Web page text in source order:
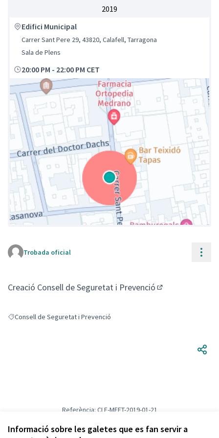
Informació sobre les galetes que es fan servir a
2019
Edifici Municipal
Carrer Sant Pere 29, 43820, Calafell, Tarragona
Sala de Plens
20:00 PM - 22:00 PM CET
(Enllaç extern)
Trobada oficial
Creació Consell de Seguretat i Prevenció
Resultats en filtrar per: Consell de Seguretat i Prevenció
Consell de Seguretat i Prevenció
Referència: CLF-MEET-2019-01-21
Afegir al calendari